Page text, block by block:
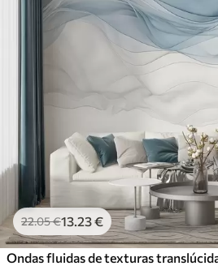
22.05€13.23€